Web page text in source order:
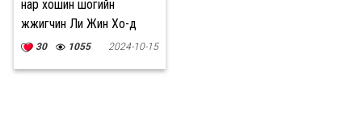
нар хошин шогийн
жүжигчин Ли Жин Хо-д
хууртагдаж санхүүгийн
30 1055 2024-10-15